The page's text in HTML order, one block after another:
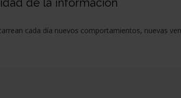
cada día nuevos comportamientos, nuevas